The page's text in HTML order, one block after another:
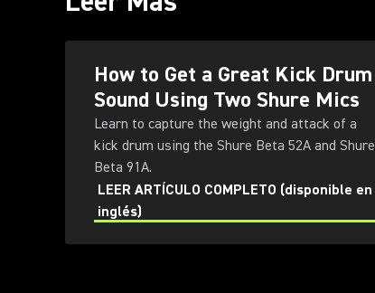
How to Get a Great Kick Drum
Sound Using Two Shure Mics
Learn to capture the weight and attack of a
kick drum using the Shure Beta 52A and Shure
Beta 91A.
LEER ARTÍCULO COMPLETO (disponible en
inglés)